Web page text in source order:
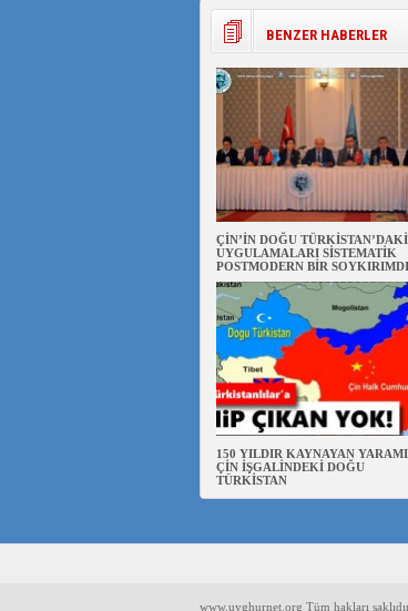
BENZER HABERLER
ÇİN’İN DOĞU TÜRKİSTAN’DAKİ
UYGULAMALARI SİSTEMATİK
POSTMODERN BİR
150 YILDIR KAYNAYAN
ÇİN İŞGALİNDEKİ DOĞU
TÜRKİSTAN
www.uyghurnet.org Tüm hakları